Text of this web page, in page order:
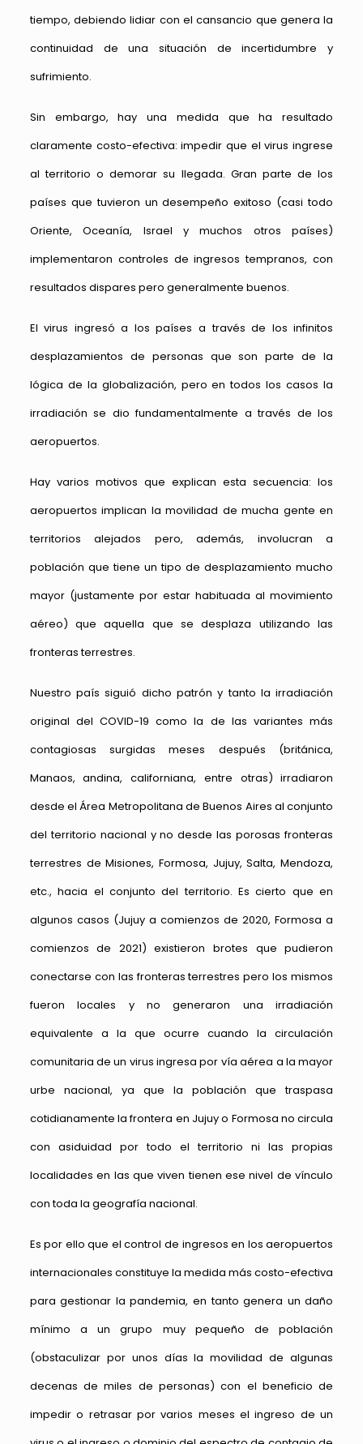
tiempo, debiendo lidiar con el cansancio que genera la
continuidad de una situación de incertidumbre y
sufrimiento.
Sin embargo, hay una medida que ha resultado
claramente costo-efectiva: impedir que el virus ingrese
al territorio o demorar su llegada. Gran parte de los
países que tuvieron un desempeño exitoso (casi todo
Oriente, Oceanía, Israel y muchos otros países)
implementaron controles de ingresos tempranos, con
resultados dispares pero generalmente buenos.
El virus ingresó a los países a través de los infinitos
desplazamientos de personas que son parte de la
lógica de la globalización, pero en todos los casos la
irradiación se dio fundamentalmente a través de los
aeropuertos.
Hay varios motivos que explican esta secuencia: los
aeropuertos implican la movilidad de mucha gente en
territorios alejados pero, además, involucran a
población que tiene un tipo de desplazamiento mucho
mayor (justamente por estar habituada al movimiento
aéreo) que aquella que se desplaza utilizando las
fronteras terrestres.
Nuestro país siguió dicho patrón y tanto la irradiación
original del COVID-19 como la de las variantes más
contagiosas surgidas meses después (británica,
Manaos, andina, californiana, entre otras) irradiaron
desde el Área Metropolitana de Buenos Aires al conjunto
del territorio nacional y no desde las porosas fronteras
terrestres de Misiones, Formosa, Jujuy, Salta, Mendoza,
etc., hacia el conjunto del territorio. Es cierto que en
algunos casos (Jujuy a comienzos de 2020, Formosa a
comienzos de 2021) existieron brotes que pudieron
conectarse con las fronteras terrestres pero los mismos
fueron locales y no generaron una irradiación
equivalente a la que ocurre cuando la circulación
comunitaria de un virus ingresa por vía aérea a la mayor
urbe nacional, ya que la población que traspasa
cotidianamente la frontera en Jujuy o Formosa no circula
con asiduidad por todo el territorio ni las propias
localidades en las que viven tienen ese nivel de vínculo
con toda la geografía nacional.
Es por ello que el control de ingresos en los aeropuertos
internacionales constituye la medida más costo-efectiva
para gestionar la pandemia, en tanto genera un daño
mínimo a un grupo muy pequeño de población
(obstaculizar por unos días la movilidad de algunas
decenas de miles de personas) con el beneficio de
impedir o retrasar por varios meses el ingreso de un